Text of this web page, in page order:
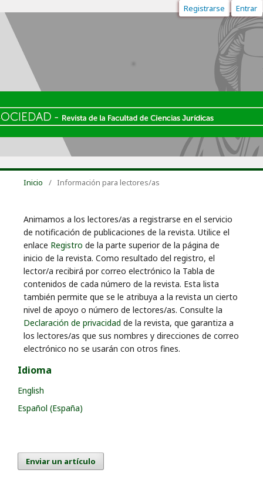
Registrarse Entrar
Inicio / Información para lectores/as
Animamos a los lectores/as a registrarse en el servicio
de notificación de publicaciones de la revista. Utilice el
enlace Registro de la parte superior de la página de
inicio de la revista. Como resultado del registro, el
lector/a recibirá por correo electrónico la Tabla de
contenidos de cada número de la revista. Esta lista
también permite que se le atribuya a la revista un cierto
nivel de apoyo o número de lectores/as. Consulte la
Declaración de privacidad de la revista, que garantiza a
los lectores/as que sus nombres y direcciones de correo
electrónico no se usarán con otros fines.
Idioma
English
Español (España)
Enviar un artículo